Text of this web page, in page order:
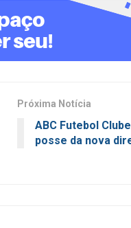
Próxima Notícia
ABC Futebol
posse da nova